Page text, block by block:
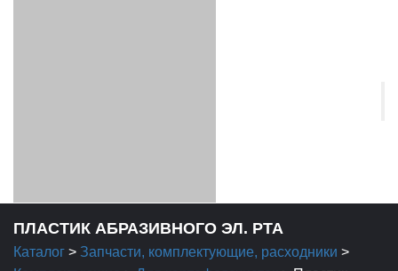
ПЛАСТИК АБРАЗИВНОГО ЭЛ. PTA
Каталог > Запчасти, комплектующие, расходники >